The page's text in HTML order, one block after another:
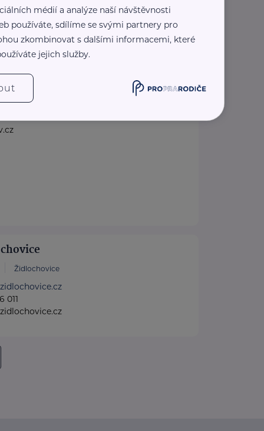
537
196/6
Židlochovice
011
médií a analýze naší návštěvnosti
používáte, sdílíme se svými partnery pro
zkombinovat s dalšími informacemi, které
jejich služby.